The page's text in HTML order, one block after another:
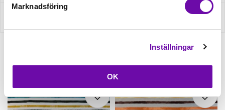
Marknadsföring
Inställningar
OK
Relaterade produkter